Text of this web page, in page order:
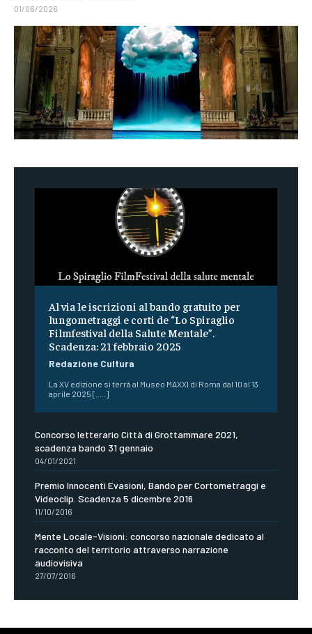
01/06/2026
Al via le iscrizioni al bando gratuito per
lungometraggi e corti de “Lo Spiraglio
Filmfestival della Salute Mentale”.
Scadenza: 21 febbraio 2025
Redazione Cultura
La XV edizione si terrà al Museo MAXXI di Roma dal 10 al 13
aprile 2025 [.....]
Concorso letterario Città di Grottammare 2021,
scadenza bando 31 gennaio
04/01/2021
Premio Innocenti Evasioni, Bando per Cortometraggi e
Videoclip. Scadenza 5 dicembre 2016
11/10/2016
Mente Locale-Visioni: concorso nazionale dedicato al
racconto del territorio attraverso narrazione
audiovisiva
27/07/2016